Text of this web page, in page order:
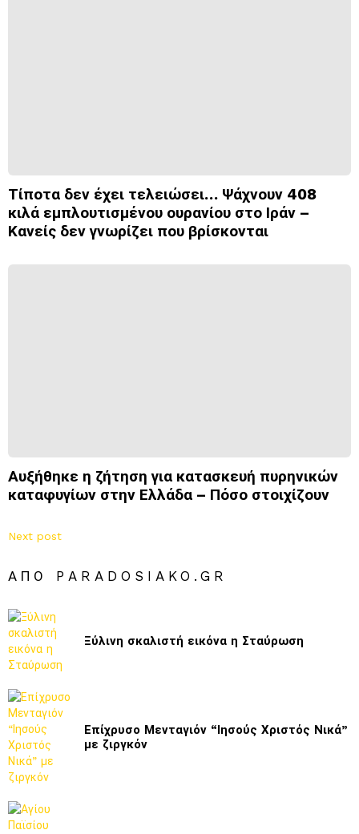
Τίποτα δεν έχει τελειώσει… Ψάχνουν 408
κιλά εμπλουτισμένου ουρανίου στο Ιράν –
Κανείς δεν γνωρίζει που βρίσκονται
Αυξήθηκε η ζήτηση για κατασκευή πυρηνικών
καταφυγίων στην Ελλάδα – Πόσο στοιχίζουν
Next post
ΑΠΌ PARADOSIAKO.GR
Ξύλινη σκαλιστή εικόνα η Σταύρωση
Επίχρυσο Μενταγιόν “Ιησούς Χριστός Νικά”
με ζιργκόν